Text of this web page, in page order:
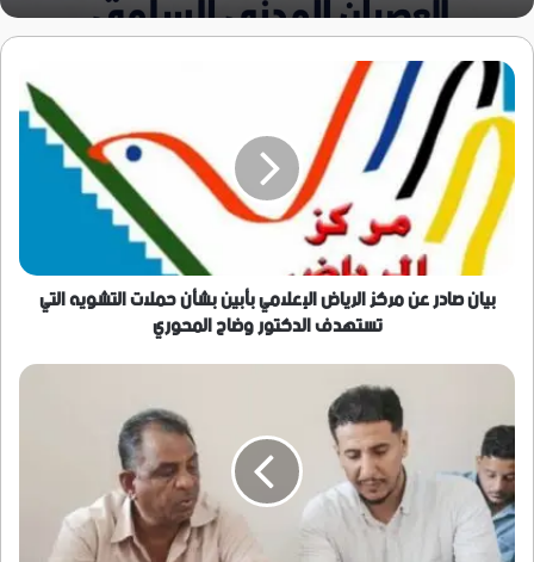
بيان
صادر
عنمركز
الرياض
الإعلامي
بأبين
بشأن
حملات
التشويه
التي
الدكتور
المحوري
بيان صادر عن مركز الرياض الإعلامي بأبين بشأن حملات التشويه التي
تستهدف الدكتور وضاح المحوري
إتمام
الاستلام
والتسليم
بين
الإدارة
السابقة
والجديدة